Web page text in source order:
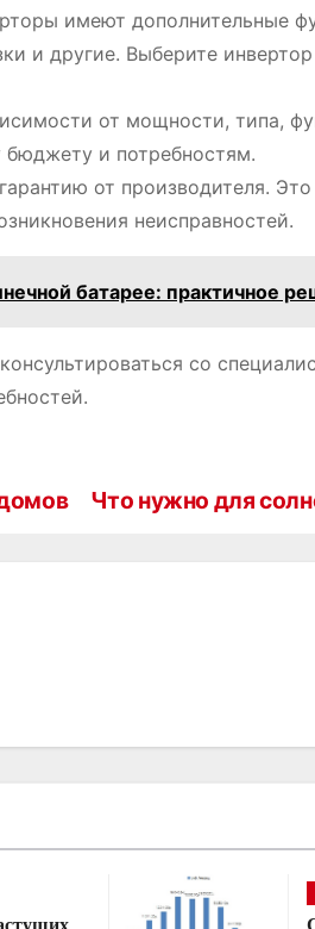
имеют дополнительные
и другие. Выберите
от мощности, типа,
бюджету и потребностям.
от производителя.
неисправностей.
батарее: практичное
со
Что нужно для